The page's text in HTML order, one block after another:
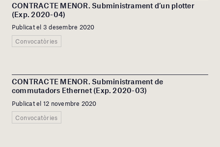
CONTRACTE MENOR. Subministrament d’un plotter
(Exp. 2020-04)
Publicat el 3 desembre 2020
Convocatòries
CONTRACTE MENOR. Subministrament de
commutadors Ethernet (Exp. 2020-03)
Publicat el 12 novembre 2020
Convocatòries